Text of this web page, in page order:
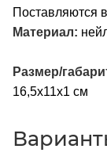
Поставляются
Материал:
Размер/
16,5х11х1 см